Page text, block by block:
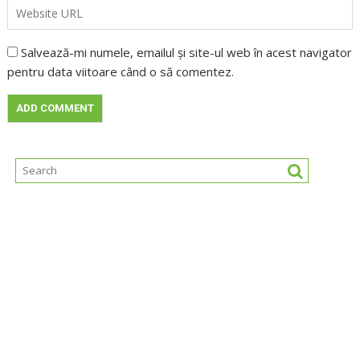
Salvează-mi numele, emailul și site-ul web în acest navigator
pentru data viitoare când o să comentez.